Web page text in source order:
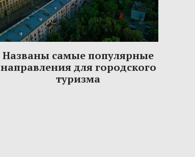
Названы самые популярные
направления для городского
туризма